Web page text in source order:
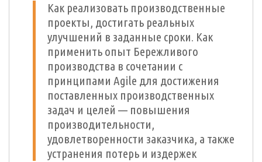
Как реализовать производственные
проекты, достигать реальных
улучшений в заданные сроки. Как
применить опыт Бережливого
производства в сочетании с
принципами Agile для достижения
поставленных производственных
задач и целей — повышения
производительности,
удовлетворенности заказчика, а также
устранения потерь и издержек